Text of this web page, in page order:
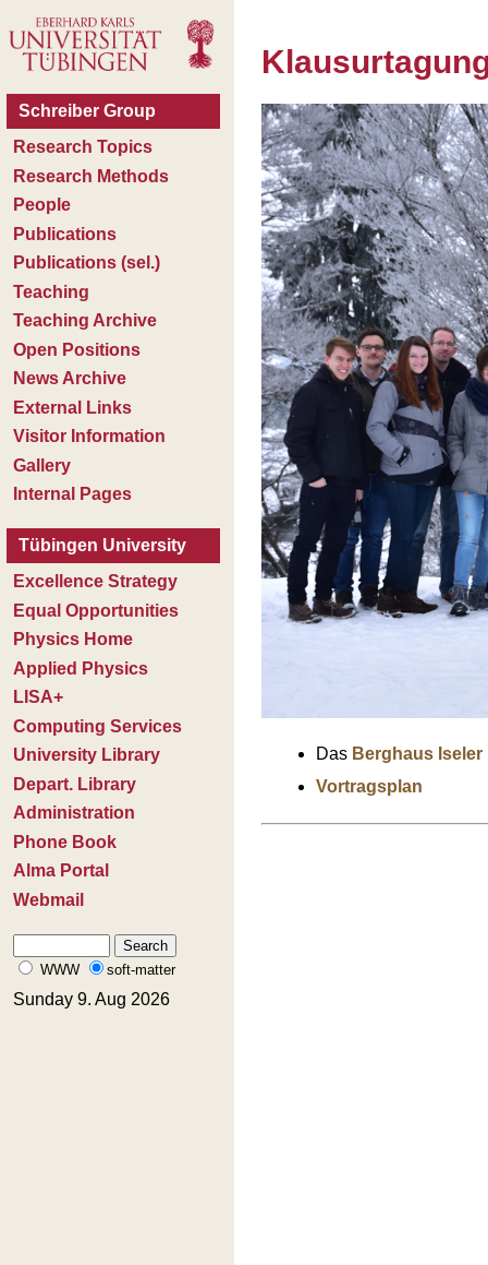
Das Berghaus
Vortragsplan